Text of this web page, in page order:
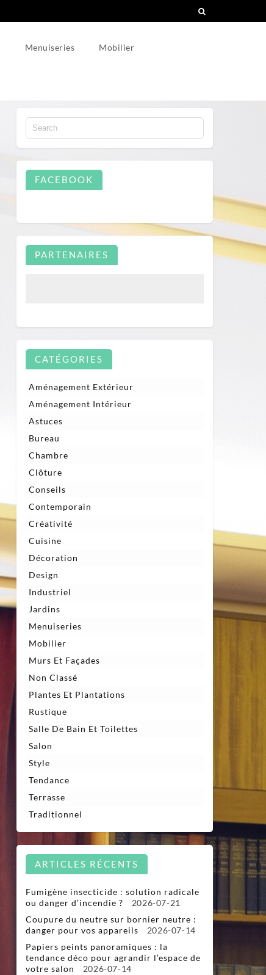
Menuiseries Mobilier
FACEBOOK
PARTENAIRES
CATÉGORIES
Aménagement Extérieur
Aménagement Intérieur
Astuces
Bureau
Chambre
Clôture
Conseils
Contemporain
Créativité
Cuisine
Décoration
Design
Industriel
Jardins
Menuiseries
Mobilier
Murs Et Façades
Non Classé
Plantes Et Plantations
Rustique
Salle De Bain Et Toilettes
Salon
Style
Tendance
Terrasse
Traditionnel
ARTICLES RÉCENTS
Fumigène insecticide : solution radicale
ou danger d’incendie ?
2026-07-21
Coupure du neutre sur bornier neutre :
danger pour vos appareils
2026-07-14
Papiers peints panoramiques : la
tendance déco pour agrandir l’espace de
votre salon
2026-07-14